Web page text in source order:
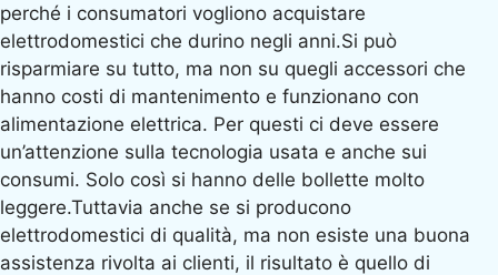
perché i consumatori vogliono acquistare
elettrodomestici che durino negli anni.Si può
risparmiare su tutto, ma non su quegli accessori che
hanno costi di mantenimento e funzionano con
alimentazione elettrica. Per questi ci deve essere
un’attenzione sulla tecnologia usata e anche sui
consumi. Solo così si hanno delle bollette molto
leggere.Tuttavia anche se si producono
elettrodomestici di qualità, ma non esiste una buona
assistenza rivolta ai clienti, il risultato è quello di